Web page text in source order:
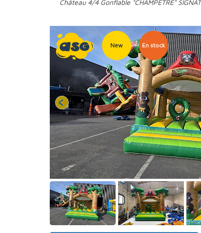
Château 4/4 Gonflable "CHAMPETRE"
New En stock